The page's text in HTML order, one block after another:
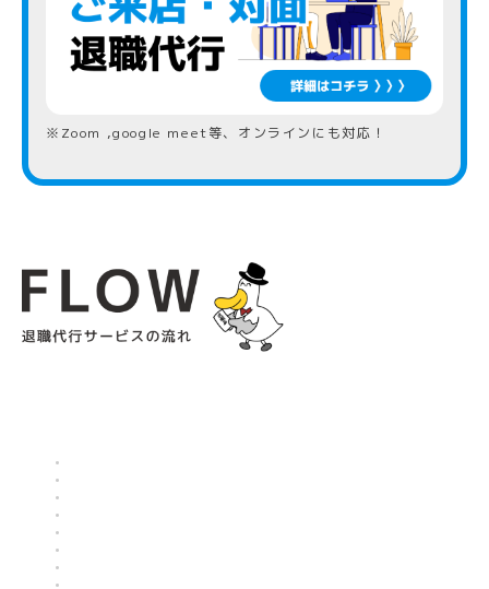
※Zoom ,google meet等、オンラインにも対応！